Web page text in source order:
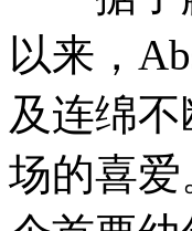
以来，
及连绵
场的喜